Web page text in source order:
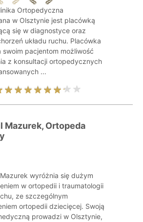
Ortopedyczna
w Olsztynie jest placówką
się w diagnostyce oraz
układu ruchu. Placówka
swoim pacjentom możliwość
z konsultacji ortopedycznych
...
Mazurek, Ortopeda
wyróżnia się dużym
w ortopedii i traumatologii
ze szczególnym
ortopedii dziecięcej. Swoją
prowadzi w Olsztynie,